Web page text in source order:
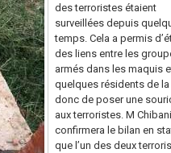
des terroristes étaient
surveillées depuis
temps. Cela a permis
des liens entre les
armés dans les maquis
quelques résidents de la
donc de poser une
aux terroristes. M Chibani
confirmera le bilan en
que l’un des deux